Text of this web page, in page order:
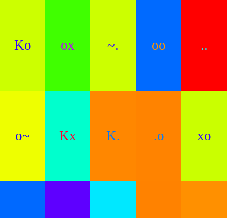
Ko ox ~. oo ..
o~ Kx K. .o xo